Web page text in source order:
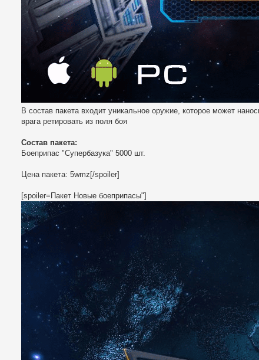
В состав пакета входит уникальное оружие, которое может
врага ретировать из поля боя
Состав пакета:
Боеприпас "Супербазука" 5000 шт.
Цена пакета: 5wmz[/spoiler]
[spoiler=Пакет Новые боеприпасы"]